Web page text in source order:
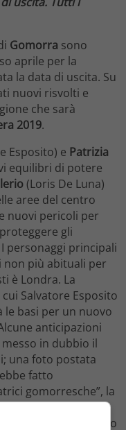
Gomorra sono
aprile per la
la data di uscita. Su
nuovi risvolti e
che sarà
2019.
Esposito) e Patrizia
equilibri di potere
(Loris De Luna)
aree del centro
nuovi pericoli per
gli
personaggi principali
più abituali per
è Londra. La
Salvatore Esposito
basi per un nuovo
anticipazioni
in dubbio il
una foto postata
fatto
gomorresche”, la
Patrizia
Lo scopriremo solo